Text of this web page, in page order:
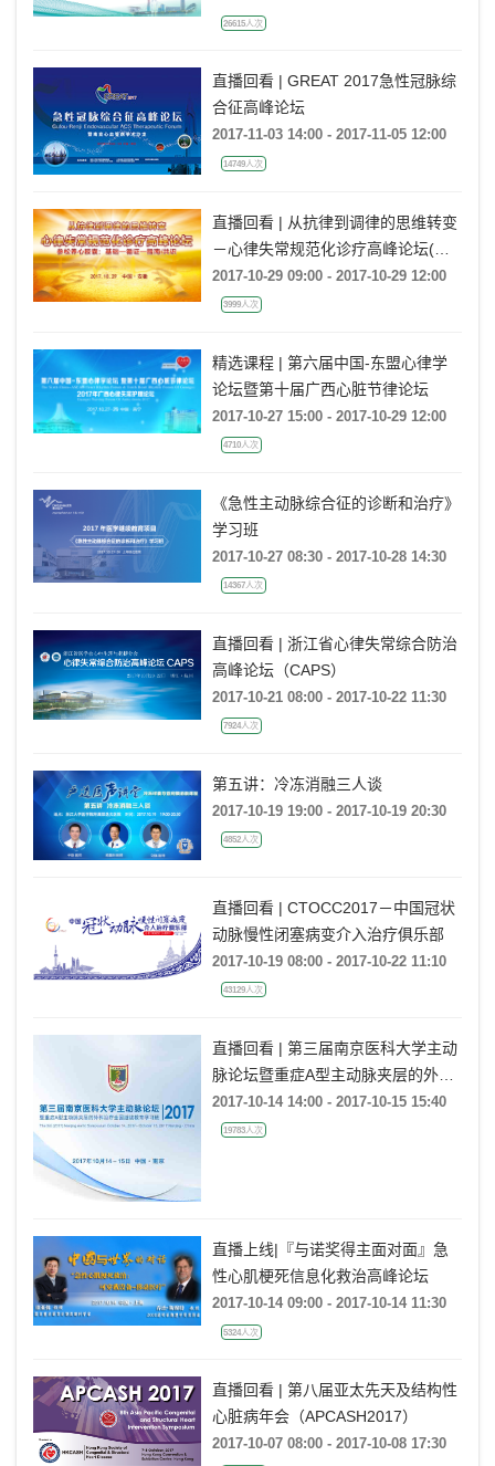
26615人次
直播回看 | GREAT 2017急性冠脉综
合征高峰论坛
2017-11-03 14:00 - 2017-11-05 12:00
14749人次
直播回看 | 从抗律到调律的思维转变
－心律失常规范化诊疗高峰论坛(安
徽站)
2017-10-29 09:00 - 2017-10-29 12:00
3999人次
精选课程 | 第六届中国-东盟心律学
论坛暨第十届广西心脏节律论坛
2017-10-27 15:00 - 2017-10-29 12:00
4710人次
《急性主动脉综合征的诊断和治疗》
学习班
2017-10-27 08:30 - 2017-10-28 14:30
14367人次
直播回看 | 浙江省心律失常综合防治
高峰论坛（CAPS）
2017-10-21 08:00 - 2017-10-22 11:30
7924人次
第五讲：冷冻消融三人谈
2017-10-19 19:00 - 2017-10-19 20:30
4852人次
直播回看 | CTOCC2017－中国冠状
动脉慢性闭塞病变介入治疗俱乐部
2017-10-19 08:00 - 2017-10-22 11:10
43129人次
直播回看 | 第三届南京医科大学主动
脉论坛暨重症A型主动脉夹层的外科
治疗全国继续教育学习班
2017-10-14 14:00 - 2017-10-15 15:40
19783人次
直播上线|『与诺奖得主面对面』急
性心肌梗死信息化救治高峰论坛
2017-10-14 09:00 - 2017-10-14 11:30
5324人次
直播回看 | 第八届亚太先天及结构性
心脏病年会（APCASH2017）
2017-10-07 08:00 - 2017-10-08 17:30